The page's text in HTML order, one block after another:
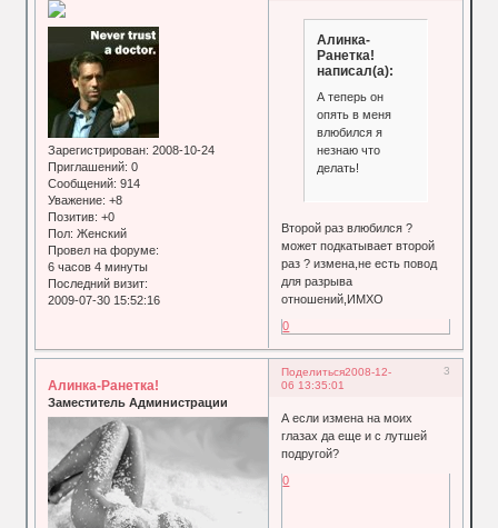
Зарегистрирован: 2008-10-24
Приглашений: 0
Сообщений: 914
Уважение: +8
Позитив: +0
Пол: Женский
Провел на форуме:
6 часов 4 минуты
Последний визит:
2009-07-30 15:52:16
Алинка-
Ранетка!
написал(а):
А теперь он
опять в меня
влюбился я
незнаю что
делать!
Второй раз влюбился ?
может подкатывает второй
раз ? измена,не есть повод
для разрыва
отношений,ИМХО
0
Поделиться 3
2008-12-
06 13:35:01
Алинка-Ранетка!
Заместитель Администрации
А если измена на моих
глазах да еще и с лутшей
подругой?
0